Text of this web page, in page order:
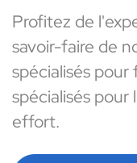
Profitez de
savoir-faire de
spécialisés
spécialisés pour
effort.